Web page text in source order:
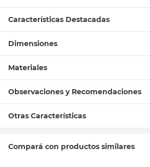
Características Destacadas
Dimensiones
Materiales
Observaciones y Recomendaciones
Otras Características
Compará con productos similares